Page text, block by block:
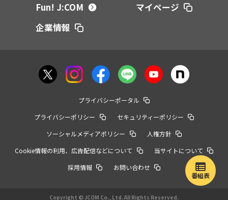
番組表
Fun! J:COM
マイページ
企業情報
プライバシーポータル
プライバシーポリシー
セキュリティーポリシー
ソーシャルメディアポリシー
人権方針
Cookie情報の利用、広告配信などについて
当サイトについて
採用情報
お問い合わせ
Copyright © JCOM Co., Ltd. All Rights Reserved.